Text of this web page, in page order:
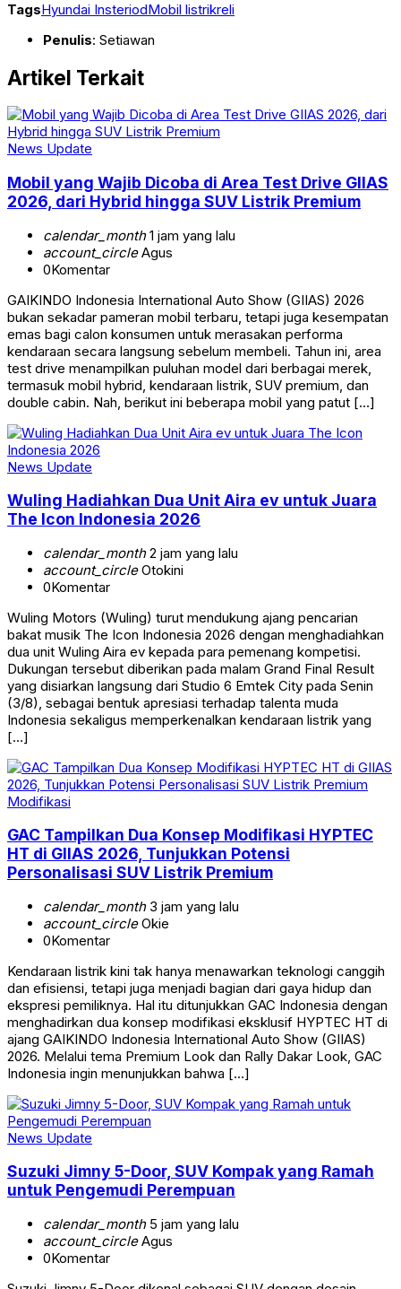
TagsHyundai InsteriodMobil listrikreli
Penulis: Setiawan
Artikel Terkait
News Update
Mobil yang Wajib Dicoba di Area Test Drive GIIAS
2026, dari Hybrid hingga SUV Listrik Premium
calendar_month1 jam yang lalu
account_circleAgus
0Komentar
GAIKINDO Indonesia International Auto Show (GIIAS) 2026
bukan sekadar pameran mobil terbaru, tetapi juga kesempatan
emas bagi calon konsumen untuk merasakan performa
kendaraan secara langsung sebelum membeli. Tahun ini, area
test drive menampilkan puluhan model dari berbagai merek,
termasuk mobil hybrid, kendaraan listrik, SUV premium, dan
double cabin. Nah, berikut ini beberapa mobil yang patut […]
News Update
Wuling Hadiahkan Dua Unit Aira ev untuk Juara
The Icon Indonesia 2026
calendar_month2 jam yang lalu
account_circleOtokini
0Komentar
Wuling Motors (Wuling) turut mendukung ajang pencarian
bakat musik The Icon Indonesia 2026 dengan menghadiahkan
dua unit Wuling Aira ev kepada para pemenang kompetisi.
Dukungan tersebut diberikan pada malam Grand Final Result
yang disiarkan langsung dari Studio 6 Emtek City pada Senin
(3/8), sebagai bentuk apresiasi terhadap talenta muda
Indonesia sekaligus memperkenalkan kendaraan listrik yang
[…]
Modifikasi
GAC Tampilkan Dua Konsep Modifikasi HYPTEC
HT di GIIAS 2026, Tunjukkan Potensi
Personalisasi SUV Listrik Premium
calendar_month3 jam yang lalu
account_circleOkie
0Komentar
Kendaraan listrik kini tak hanya menawarkan teknologi canggih
dan efisiensi, tetapi juga menjadi bagian dari gaya hidup dan
ekspresi pemiliknya. Hal itu ditunjukkan GAC Indonesia dengan
menghadirkan dua konsep modifikasi eksklusif HYPTEC HT di
ajang GAIKINDO Indonesia International Auto Show (GIIAS)
2026. Melalui tema Premium Look dan Rally Dakar Look, GAC
Indonesia ingin menunjukkan bahwa […]
News Update
Suzuki Jimny 5-Door, SUV Kompak yang Ramah
untuk Pengemudi Perempuan
calendar_month5 jam yang lalu
account_circleAgus
0Komentar